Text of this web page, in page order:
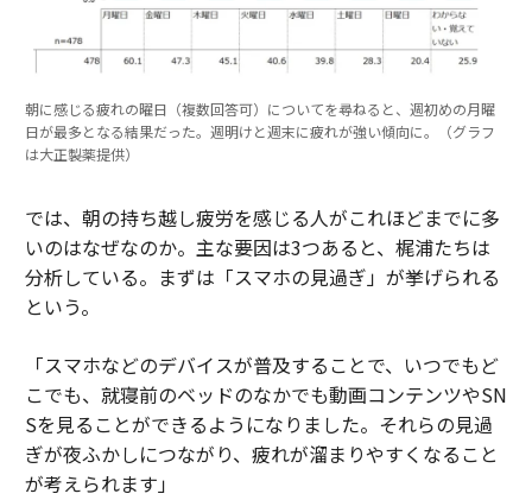
朝に感じる疲れの曜日（複数回答可）についてを尋ねると、週初めの月曜
日が最多となる結果だった。週明けと週末に疲れが強い傾向に。（グラフ
は大正製薬提供）
では、朝の持ち越し疲労を感じる人がこれほどまでに多
いのはなぜなのか。主な要因は3つあると、梶浦たちは
分析している。まずは「スマホの見過ぎ」が挙げられる
という。
「スマホなどのデバイスが普及することで、いつでもど
こでも、就寝前のベッドのなかでも動画コンテンツやSN
Sを見ることができるようになりました。それらの見過
ぎが夜ふかしにつながり、疲れが溜まりやすくなること
が考えられます」